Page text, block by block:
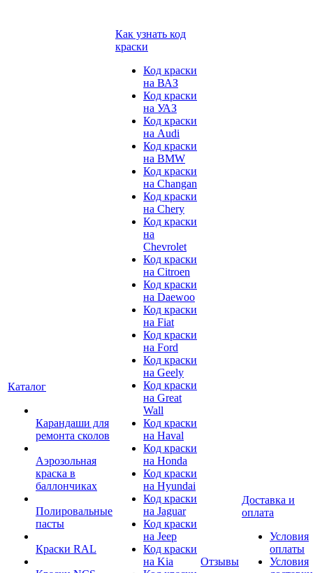
Каталог
Карандаши для
ремонта сколов
Аэрозольная
краска в
баллончиках
Полировальные
пасты
Краски RAL
Как узнать код
краски
Код краски
на ВАЗ
Код краски
на УАЗ
Код краски
на Audi
Код краски
на BMW
Код краски
на Changan
Код краски
на Chery
Код краски
на
Chevrolet
Код краски
на Citroen
Код краски
на Daewoo
Код краски
на Fiat
Код краски
на Ford
Код краски
на Geely
Код краски
на Great
Wall
Код краски
на Haval
Код краски
на Honda
Код краски
на Hyundai
Код краски
на Jaguar
Код краски
на Jeep
Код краски
на Kia
Отзывы
Доставка и
оплата
Условия
оплаты
Условия